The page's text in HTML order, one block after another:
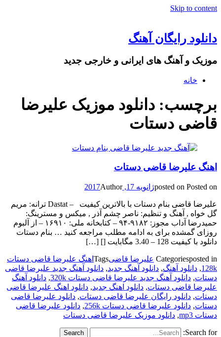
Skip to content
دانلود رایگان آهنگ
موزیک و آهنگ های ایرانی و خارجی جدید
خانه
برچسب: دانلود موزیک علیرضا
قاضی دستات
اهنگ علیرضا قاضی دستات
posted on Posted on ژانویه 17, 2017 Author
علیرضا قاضی بنام دستات با بالاترین کیفیت – Dastat ترانه: مریم
گل خواه , آهنگ و تنظیم: ناصر چشم آذر , میکس و مسترینگ:
حمیدرضا آداب مجوز: ۹۱۸۲-۹۴ – کتابخانه ملی: ۱۶۹۱۰ – از آلبوم
روزای گمشده برای به ادامه مطلب مراجعه کنید … بنام دستات
دانلود با کیفیت 128 – 3.40 مگابایت [] […]
Categoriesposted in علیرضا قاضیTags اهنگ علیرضا قاضی دستات
128k
, دانلود آهنگ, دانلود آهنگ جدید, دانلود آهنگ جدید علیرضا قاضی
دستات, دانلود آهنگ جدید علیرضا قاضی دستات 320k , دانلود آهنگ
علیرضا قاضی دستات, دانلود اهنگ جدید, دانلود اهنگ علیرضا قاضی
دستات, دانلود رایگان علیرضا قاضی دستات, دانلود علیرضا قاضی
دستات, دانلود علیرضا قاضی دستات 256k , دانلود علیرضا قاضی
دستات mp3
, دانلود موزیک علیرضا قاضی دستات
Search for: